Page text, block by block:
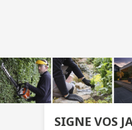
SIGNE VOS